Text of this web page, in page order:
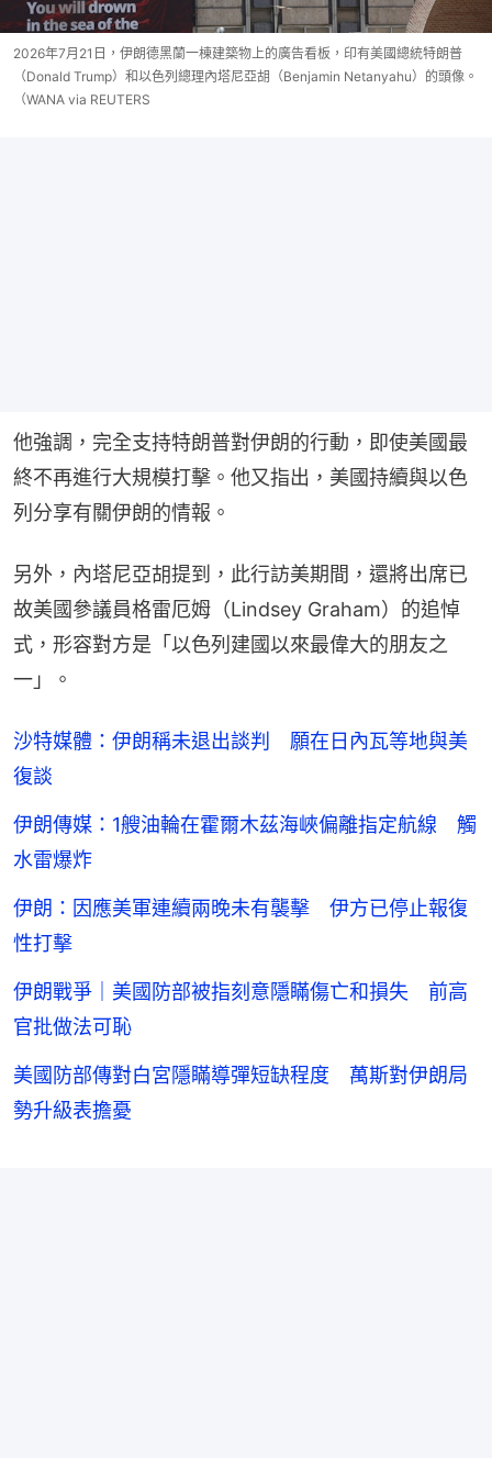
2026年7月21日，伊朗德黑蘭一棟建築物上的廣告看板，印有美國總統特朗普
（Donald Trump）和以色列總理內塔尼亞胡（Benjamin Netanyahu）的頭像。
（WANA via REUTERS
他強調，完全支持特朗普對伊朗的行動，即使美國最
終不再進行大規模打擊。他又指出，美國持續與以色
列分享有關伊朗的情報。
另外，內塔尼亞胡提到，此行訪美期間，還將出席已
故美國參議員格雷厄姆（Lindsey Graham）的追悼
式，形容對方是「以色列建國以來最偉大的朋友之
一」。
沙特媒體：伊朗稱未退出談判 願在日內瓦等地與美
復談
伊朗傳媒：1艘油輪在霍爾木茲海峽偏離指定航線 觸
水雷爆炸
伊朗：因應美軍連續兩晚未有襲擊 伊方已停止報復
性打擊
伊朗戰爭｜美國防部被指刻意隱瞞傷亡和損失 前高
官批做法可恥
美國防部傳對白宮隱瞞導彈短缺程度 萬斯對伊朗局
勢升級表擔憂